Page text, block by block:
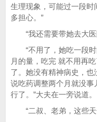
生理现象，可能过一段
多担心。”
“我还需要带她去大医
“不用了，她吃一段时
月的量，吃完 就不用再
了。她没有精神病史，
说吃药调整两个月就没
行了。”大夫在一旁说道。
“二叔、老弟，这些天